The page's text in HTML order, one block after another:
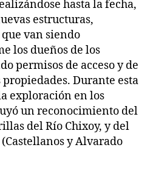
hasta la fecha,
estructuras,
van siendo
los dueños de los
permisos de acceso y de
Durante esta
exploración en los
un reconocimiento del
del Río Chixoy, y del
y Alvarado